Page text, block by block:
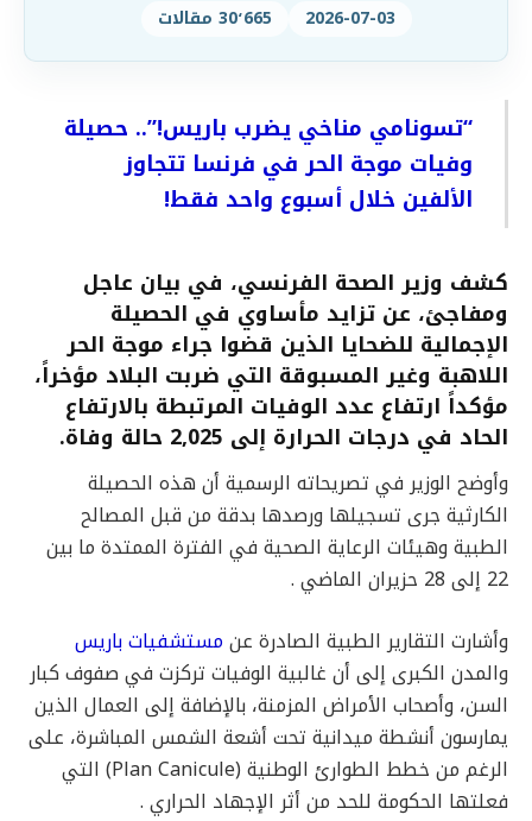
2026-07-03 30٬665 مقالات
“تسونامي مناخي يضرب باريس!”.. حصيلة
وفيات موجة الحر في فرنسا تتجاوز
الألفين خلال أسبوع واحد فقط!
كشف وزير الصحة الفرنسي، في بيان عاجل
ومفاجئ، عن تزايد مأساوي في الحصيلة
الإجمالية للضحايا الذين قضوا جراء موجة الحر
اللاهبة وغير المسبوقة التي ضربت البلاد مؤخراً،
مؤكداً ارتفاع عدد الوفيات المرتبطة بالارتفاع
الحاد في درجات الحرارة إلى 2,025 حالة وفاة.
وأوضح الوزير في تصريحاته الرسمية أن هذه الحصيلة
الكارثية جرى تسجيلها ورصدها بدقة من قبل المصالح
الطبية وهيئات الرعاية الصحية في الفترة الممتدة ما بين
22 إلى 28 حزيران الماضي .
وأشارت التقارير الطبية الصادرة عن مستشفيات باريس
والمدن الكبرى إلى أن غالبية الوفيات تركزت في صفوف كبار
السن، وأصحاب الأمراض المزمنة، بالإضافة إلى العمال الذين
يمارسون أنشطة ميدانية تحت أشعة الشمس المباشرة، على
الرغم من خطط الطوارئ الوطنية (Plan Canicule) التي
فعلتها الحكومة للحد من أثر الإجهاد الحراري .